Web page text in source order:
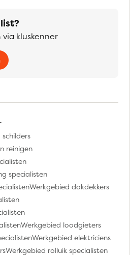
kluskenner
reinigen
specialisten
Werkgebied dakdekkers
Werkgebied loodgieters
Werkgebied elektriciens
Werkgebied rolluik specialisten